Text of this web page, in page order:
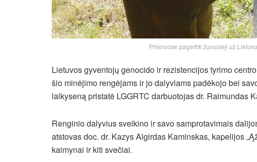
Prienuose pagerbti žuvusieji už
Lietuvos gyventojų genocido ir rezistencijos tyrimo
šio minėjimo rengėjams ir jo dalyviams padėkojo bei
laikyseną pristatė LGGRTC darbuotojas dr. Raimundas
Renginio dalyvius sveikino ir savo samprotavimais
atstovas doc. dr. Kazys Algirdas Kaminskas, kapelijos
kaimynai ir kiti svečiai.